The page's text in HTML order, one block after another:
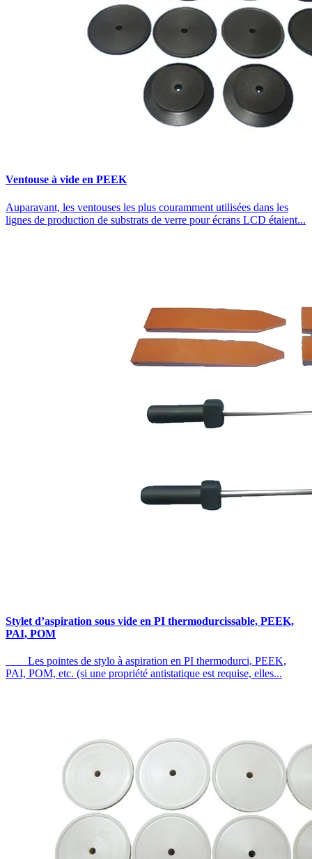
Ventouse à vide en PEEK
Auparavant, les ventouses les plus couramment utilisées dans les
lignes de production de substrats de verre pour écrans LCD étaient...
Stylet d’aspiration sous vide en PI thermodurcissable, PEEK,
PAI, POM
Les pointes de stylo à aspiration en PI thermodurci, PEEK,
PAI, POM, etc. (si une propriété antistatique est requise, elles...